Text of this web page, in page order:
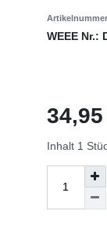
Artikelnummer
WEEE Nr.:
Inhalt 1